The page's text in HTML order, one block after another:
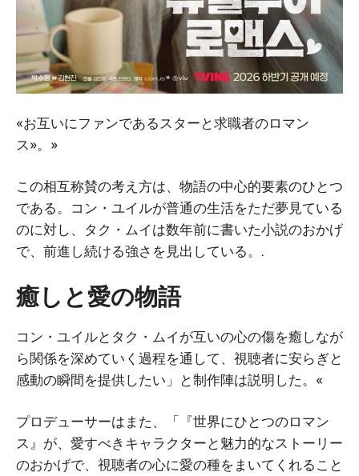
«お互いにファンであるスターと求職者のロマン
ス»。»
この相互称賛の考え方は、物語の中心的要素のひとつ
である。コン・ユイルが普通の生活をただ夢見ている
のに対し、タク・ムイは数年前に書いた小説のおかげ
で、前進し続ける強さを見出している。.
癒しと愛の物語
コン・ユイルとタク・ムイが互いの心の傷を癒しなが
ら関係を深めていく過程を通して、視聴者に安らぎと
感動の瞬間を提供したい」と制作陣は説明した。«
プロデューサーはまた、「『世界にひとつのロマン
ス』が、愛すべきキャラクターと魅力的なストーリー
のおかげで、視聴者の心に愛の種をまいてくれること